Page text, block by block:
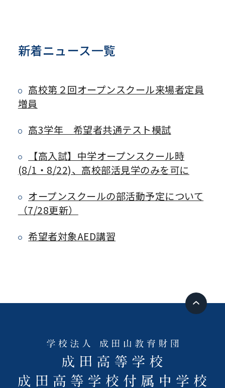
新着ニュース一覧
高校第２回オープンスクール来場者定員
増員
高3学年 希望者共通テスト模試
【高入試】中学オープンスクール時
(8/1・8/22)、高校部活見学のみを可に
オープンスクールの部活動予定について
（7/28更新）
希望者対象AED講習